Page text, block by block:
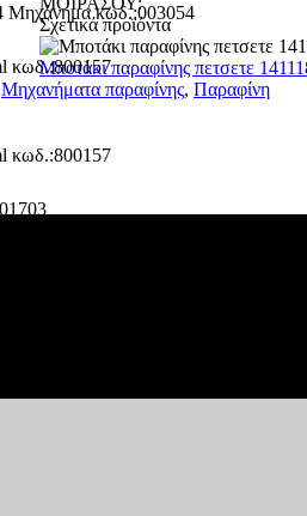
Σχετικά προϊόντα
Μποτάκι παραφίνης πετσετε
Μηχανήματα παραφίνης, Παραφίνη